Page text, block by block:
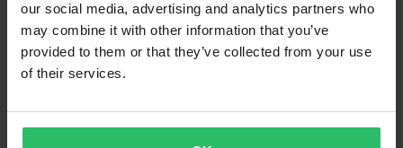
our social media, advertising and analytics partners who
may combine it with other information that you’ve
provided to them or that they’ve collected from your use
of their services.